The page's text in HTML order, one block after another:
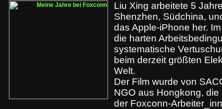
Liu Xing arbeitete 5
Shenzhen, Südchina,
das Apple-iPhone her.
die harten
systematische
beim derzeit größten
Welt.
Der Film wurde von
NGO aus Hongkong,
der Foxconn-